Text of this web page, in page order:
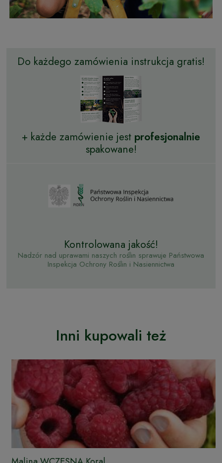
Do każdego zamówienia instrukcja gratis!
+ każde zamówienie jest profesjonalnie
spakowane!
Kontrolowana jakość!
Nadzór nad uprawami naszych roślin sprawuje Państwowa
Inspekcja Ochrony Roślin i Nasiennictwa
Inni kupowali też